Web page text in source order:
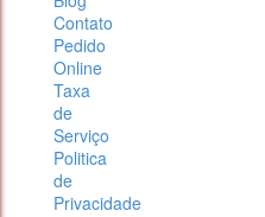
Contato
Pedido
Online
Taxa
de
Serviço
Politica
de
Privacidade